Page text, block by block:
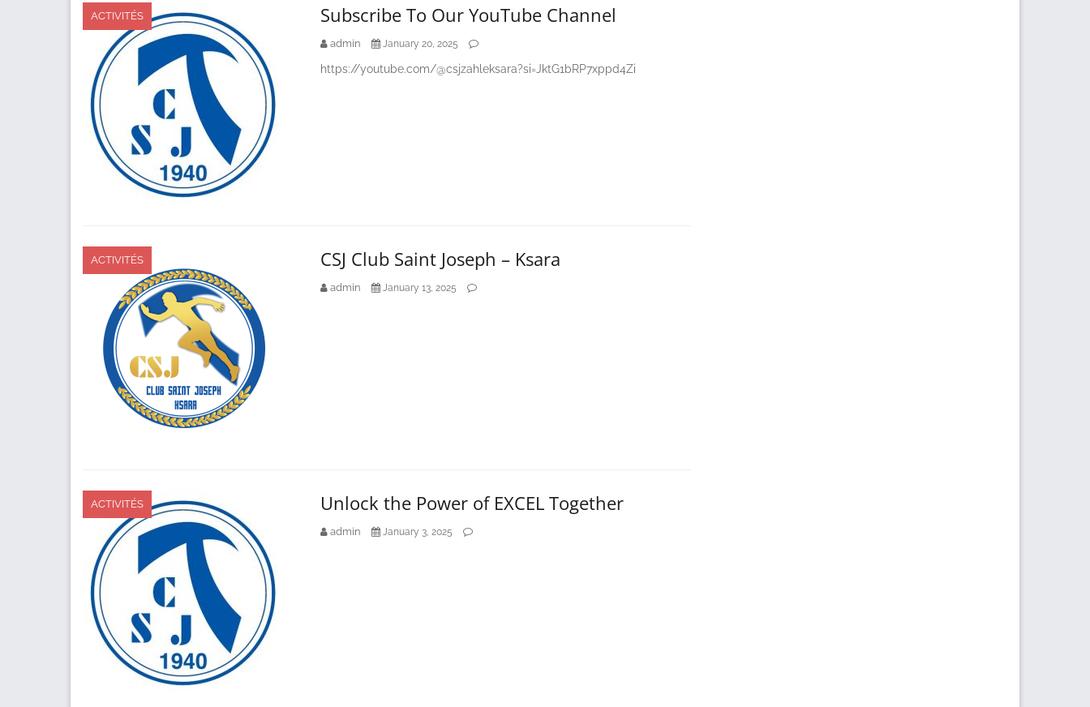
ACTIVITÉS Subscribe To Our YouTube Channel
admin January 20, 2025
https://youtube.com/@csjzahleksara?si=JktG1bRP7xppd4Zi
ACTIVITÉS CSJ Club Saint Joseph – Ksara
admin January 13, 2025
ACTIVITÉS Unlock the Power of EXCEL Together
admin January 3, 2025